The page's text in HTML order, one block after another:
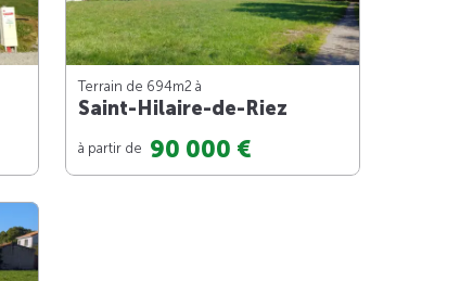
Terrain de 694m2 à
Saint-Hilaire-de-Riez
à partir de 90 000 €